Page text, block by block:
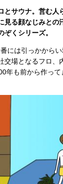
とサウナ。営む
見る顔なじみと
くシリーズ。
には引っかか
交場となるフロ
年も前から作っ